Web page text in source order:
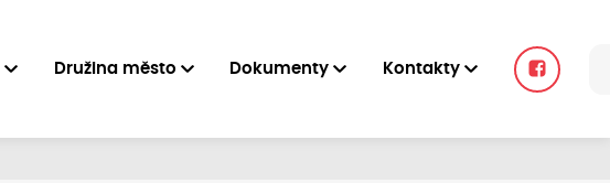
Družina město Dokumenty Kontakty